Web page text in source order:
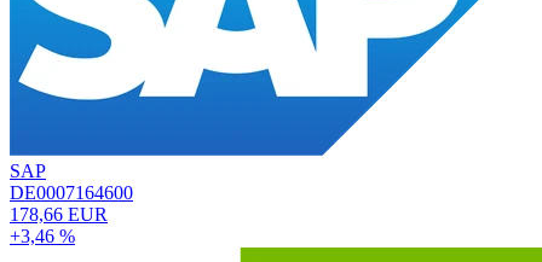
SAP
DE0007164600
178,66 EUR
+3,46 %